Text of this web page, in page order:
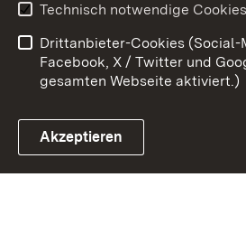
Link zum Landesportal
Impressum
Technisch notwendige Cookies
Drittanbieter-Cookies (Social-
Facebook, X / Twitter und
gesamten Webseite aktiviert.)
Akzeptieren